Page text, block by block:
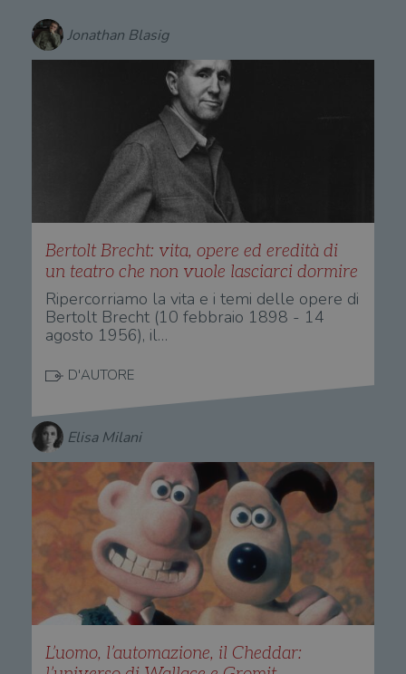
Jonathan Blasig
Bertolt Brecht: vita, opere ed eredità di
un teatro che non vuole lasciarci dormire
Ripercorriamo la vita e i temi delle opere di
Bertolt Brecht (10 febbraio 1898 - 14
agosto 1956), il…
D'AUTORE
Elisa Milani
L’uomo, l’automazione, il Cheddar: